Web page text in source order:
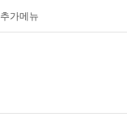
추가메뉴